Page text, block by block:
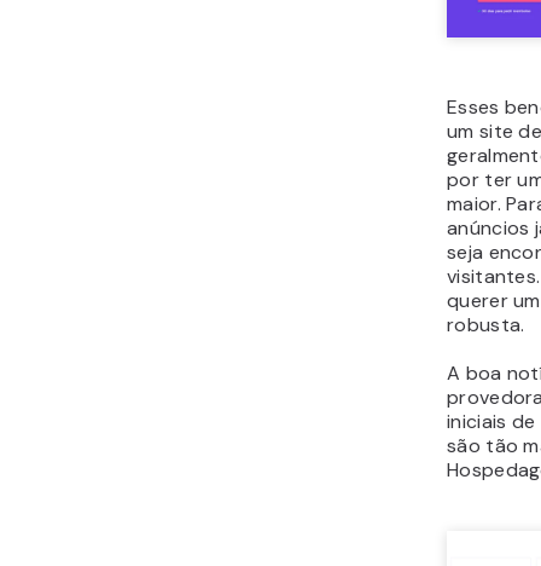
Esses
um site
por ter
maior.
anúncios
seja
querer
robusta.
A boa
iniciais de
são tão